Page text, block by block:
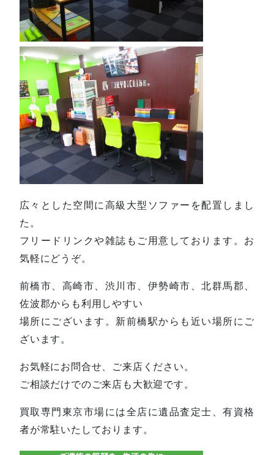
広々とした空間に高級大型ソファーを配置しまし
た。
フリードリンクや雑誌もご用意しております。お
気軽にどうぞ。
前橋市、高崎市、渋川市、伊勢崎市、北群馬郡、
佐波郡からも利用しやすい
場所にございます。新前橋駅からも近い場所にご
ざいます。
お気軽にお問合せ、ご来店ください。
ご相談だけでのご来店も大歓迎です。
買取専門東京市場には全店に遺品査定士、有資格
者が常駐いたしております。